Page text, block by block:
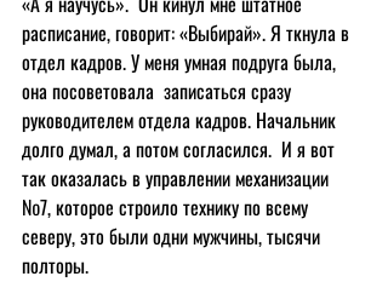
расписание, говорит: «Выбирай». Я ткнула в
отдел кадров. У меня умная подруга была,
она посоветовала  записаться сразу
руководителем отдела кадров. Начальник
долго думал, а потом согласился.  И я вот
так оказалась в управлении механизации
№7, которое строило технику по всему
северу, это были одни мужчины, тысячи
полторы.